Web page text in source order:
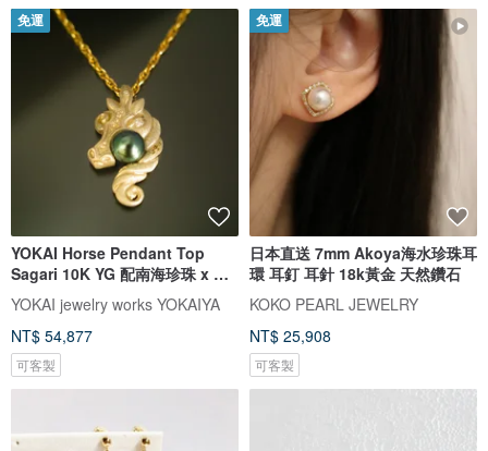
免運
YOKAI Horse Pendant Top
Sagari 10K YG 配南海珍珠 x 莫
桑石
YOKAI jewelry works YOKAIYA
NT$ 54,877
可客製
免運
日本直送 7mm Akoya海水珍珠耳
環 耳釘 耳針 18k黃金 天然鑽石
KOKO PEARL JEWELRY
NT$ 25,908
可客製